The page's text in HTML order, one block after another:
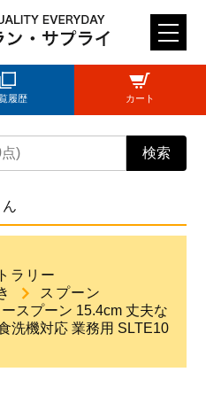
M
E
U
検索
履歴 カート
ラリー
スプーン
スプーン 15.4cm 丈夫な
洗機対応 業務用 SLTE10